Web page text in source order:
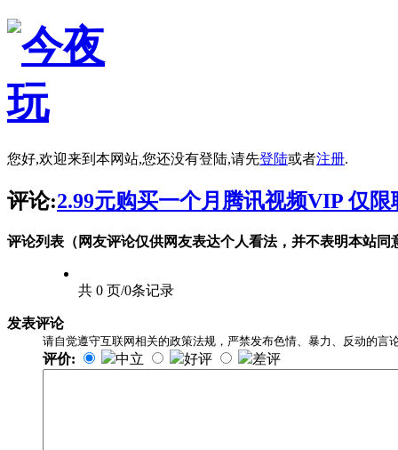
您好,欢迎来到本网站,您还没有登陆,请先登陆或者注册.
评论:2.99元购买一个月腾讯视频VIP 仅限
评论列表（网友评论仅供网友表达个人看法，并不表明本站同
共 0 页/0条记录
发表评论
请自觉遵守互联网相关的政策法规，严禁发布色情、暴力、反动的言
评价: 中立 好评 差评